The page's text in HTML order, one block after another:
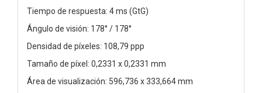
Tiempo de respuesta: 4 ms (GtG)
Ángulo de visión: 178° / 178°
Densidad de píxeles: 108,79 ppp
Tamaño de píxel: 0,2331 x 0,2331 mm
Área de visualización: 596,736 x 333,664 mm